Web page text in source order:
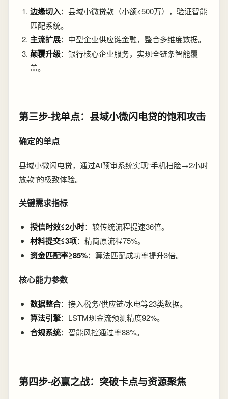
边缘切入：县域小微贷款（小额<500万），验证智能
匹配系统。
主流扩展：中型企业供应链金融，整合多维度数据。
颠覆升级：银行核心企业服务，实现全链条智能覆
盖。
第三步-找单点：县域小微闪电贷的饱和攻击
确定的单点
县域小微闪电贷，通过AI预审系统实现“手机扫脸→2小时
放款”的极致体验。
关键需求指标
授信时效≤2小时：较传统流程提速36倍。
材料提交≤3项：精简原流程75%。
资金匹配率≥85%：算法匹配成功率提升3倍。
核心能力参数
数据整合：接入税务/供应链/水电等23类数据。
算法引擎：LSTM现金流预测精度92%。
合规系统：智能风控通过率88%。
第四步-必赢之战：突破卡点与资源聚焦